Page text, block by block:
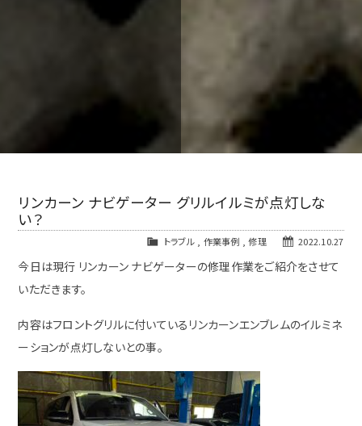
リンカーン ナビゲーター グリルイルミが点灯しな
い？
2022.10.27
トラブル, 作業事例 ,修理
今日は現行 リンカーン ナビゲーターの修理作業をご紹介をさせて
いただきます。
内容はフロントグリルに付いているリンカーンエンブレムのイルミネ
ーションが点灯しないとの事。